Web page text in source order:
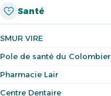
Santé
SMUR VIRE
Pole de santé du Colombier
Pharmacie Lair
Centre Dentaire